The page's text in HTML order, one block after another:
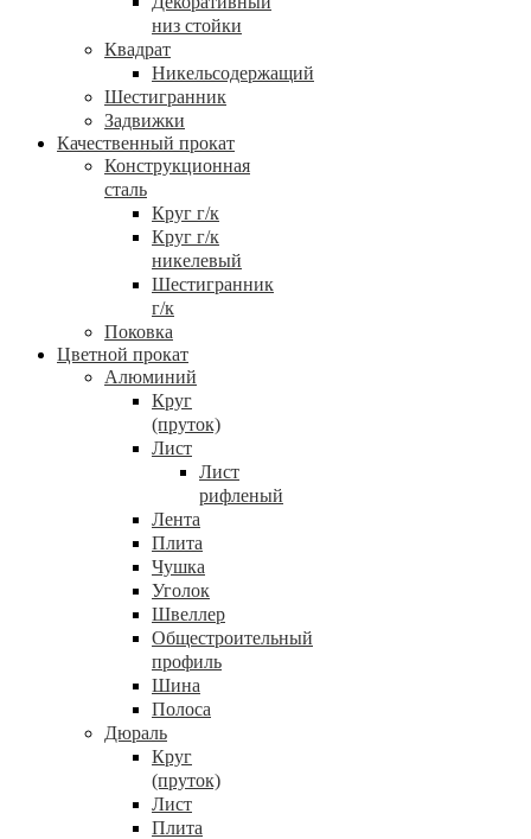
низ стойки
Квадрат
Никельсодержащий
Шестигранник
Задвижки
Качественный прокат
Конструкционная
сталь
Круг г/к
Круг г/к
никелевый
Шестигранник
г/к
Поковка
Цветной прокат
Алюминий
Круг
(пруток)
Лист
Лист
рифленый
Лента
Плита
Чушка
Уголок
Швеллер
Общестроительный
профиль
Шина
Полоса
Дюраль
Круг
(пруток)
Лист
Плита